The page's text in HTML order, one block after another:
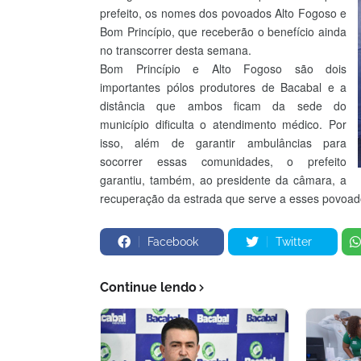
prefeito, os nomes dos povoados Alto Fogoso e
Bom Princípio, que receberão o benefício ainda
no transcorrer desta semana.
Bom Princípio e Alto Fogoso são dois
importantes pólos produtores de Bacabal e a
distância que ambos ficam da sede do
município dificulta o atendimento médico. Por
isso, além de garantir ambulâncias para
socorrer essas comunidades, o prefeito
garantiu, também, ao presidente da câmara, a
recuperação da estrada que serve a esses
Facebook Twitter
Continue lendo